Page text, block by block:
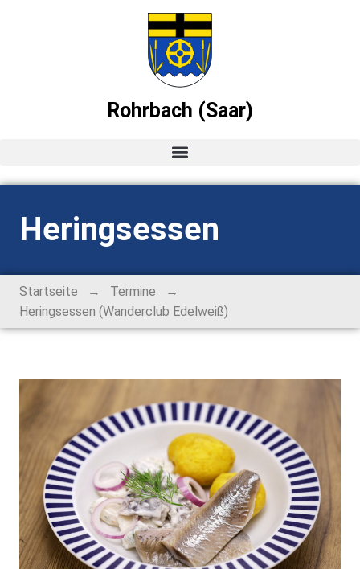
Rohrbach (Saar)
News
Ortsvorsteher-Blog
Termine
Alt-Rohrbach-Fest
Weihnachtsmarkt
Unser Ort
Über Rohrbach
Ortsverwaltung
Heringsessen
Startseite → Termine
→
Heringsessen (Wanderclub Edelweiß)